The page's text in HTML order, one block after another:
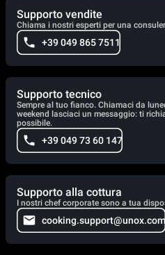
Supporto vendite
Chiama i nostri esperti per una
+39 049 865 7511
Supporto tecnico
Sempre al tuo fianco. Chiamaci da
weekend lasciaci un messaggio: ti
possibile.
+39 049 73 60 147
Supporto alla cottura
I nostri chef corporate sono a tua
cooking.support@unox.com